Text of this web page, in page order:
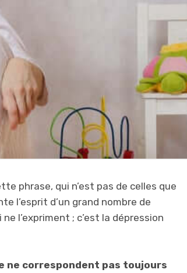
phrase, qui n’est pas de celles que
l’esprit d’un grand nombre de
l’expriment ; c’est la dépression
ne correspondent pas toujours